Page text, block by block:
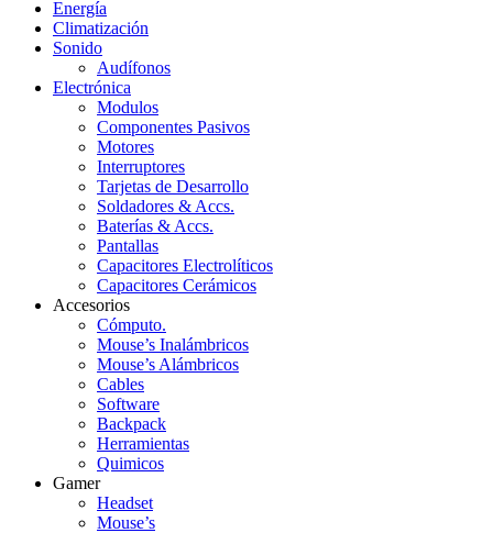
Energía
Climatización
Sonido
Audífonos
Electrónica
Modulos
Componentes Pasivos
Motores
Interruptores
Tarjetas de Desarrollo
Soldadores & Accs.
Baterías & Accs.
Pantallas
Capacitores Electrolíticos
Capacitores Cerámicos
Accesorios
Cómputo.
Mouse’s Inalámbricos
Mouse’s Alámbricos
Cables
Software
Backpack
Herramientas
Quimicos
Gamer
Headset
Mouse’s